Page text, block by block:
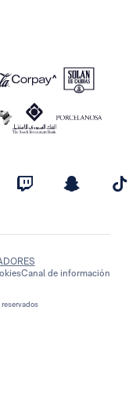
Canal de información